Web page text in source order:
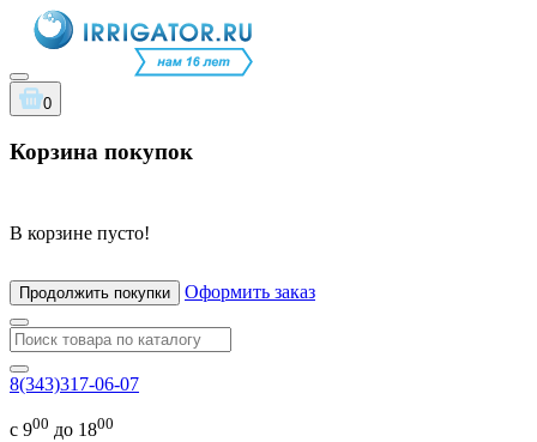
0
Корзина покупок
В корзине пусто!
Продолжить покупки Оформить заказ
8(343)317-06-07
с 900 до 1800